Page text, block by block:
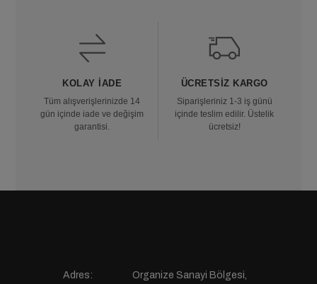
KOLAY İADE
Tüm alışverişlerinizde 14
gün içinde iade ve değişim
garantisi.
ÜCRETSIZ KARGO
Siparişleriniz 1-3 iş günü
içinde teslim edilir. Üstelik
ücretsiz!
Adres:
Organize Sanayi Bölgesi,